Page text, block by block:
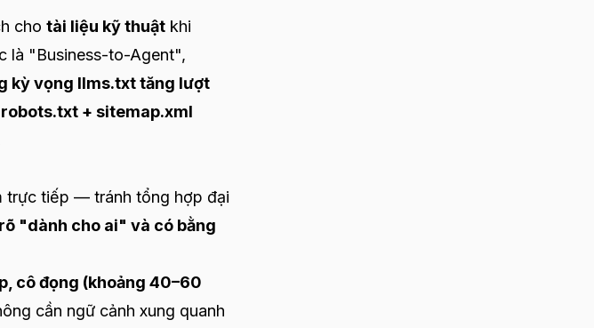
cho tài liệu kỹ thuật khi
là "Business-to-Agent",
kỳ vọng llms.txt tăng lượt
robots.txt + sitemap.xml
trực tiếp — tránh tổng hợp đại
"dành cho ai" và có bằng
cô đọng (khoảng 40–60
cần ngữ cảnh xung quanh